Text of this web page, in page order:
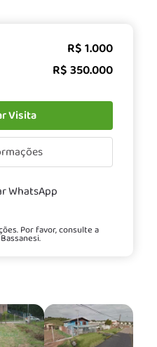
R$ 1.000
R$ 350.000
Visita
WhatsApp
Por favor, consulte a